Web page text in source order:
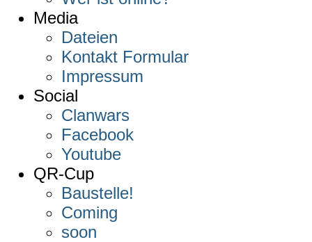
Media
Dateien
Kontakt Formular
Impressum
Social
Clanwars
Facebook
Youtube
QR-Cup
Baustelle!
Coming
soon